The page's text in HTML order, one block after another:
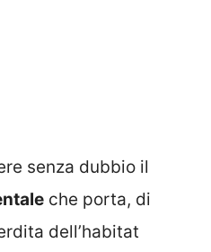
senza dubbio il
che porta, di
dell’habitat